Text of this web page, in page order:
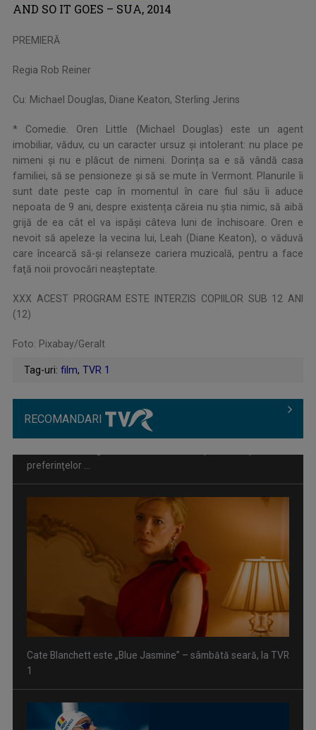
AND SO IT GOES – SUA, 2014
PREMIERĂ
Regia Rob Reiner
Cu: Michael Douglas, Diane Keaton, Sterling Jerins
* Comedie. Oren Little (Michael Douglas) este un agent
imobiliar, văduv, cu un caracter ursuz și intolerant: nu place pe
nimeni și nu e plăcut de nimeni. Dorința sa e să vândă casa
familiei, să se pensioneze și să se mute în Vermont. Planurile îi
sunt date peste cap în momentul în care fiul său îi aduce
nepoata de 9 ani, despre existența căreia nu știa nimic, să aibă
grijă de ea cât el va ispăși câteva luni de închisoare. Oren e
nevoit să apeleze la vecina lui, Leah (Diane Keaton), o văduvă
care încearcă să-şi relanseze cariera muzicală, pentru a face
faţă noii provocări neaşteptate.
XXX ACEST PROGRAM ESTE INTERZIS COPIILOR SUB 12 ANI
(12)
Foto: Pixabay/Geralt
Tag-uri: film, TVR 1
RECOMANDARI
Cate Blanchett este „Blue Jasmine” – sâmbătă seară, la TVR
1